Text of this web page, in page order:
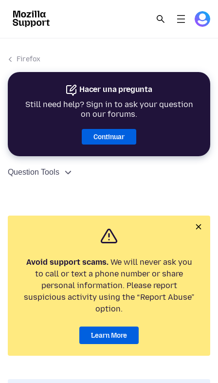
Firefox
Hacer una pregunta
Still need help? Sign in to ask your question
on our forums.
Continuar
Question Tools
Avoid support scams.We will never ask you
to call or text a phone number or share
personal information. Please report
suspicious activity using the “Report Abuse”
option.
Learn More